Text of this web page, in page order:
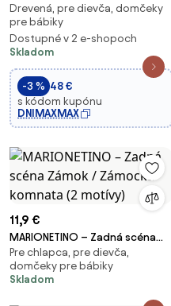
do domčeka pre bábiky
Drevená, pre dievča, domčeky
pre bábiky
Dostupné v 2 e-shopoch
Skladom
-3 % 48 €
s kódom kupónu
DNIMAXMAX
11,9 €
MARIONETINO – Zadná scéna
Zámok / Zámocká komnata (2
motívy)
Pre chlapca, pre dievča,
domčeky pre bábiky
Skladom